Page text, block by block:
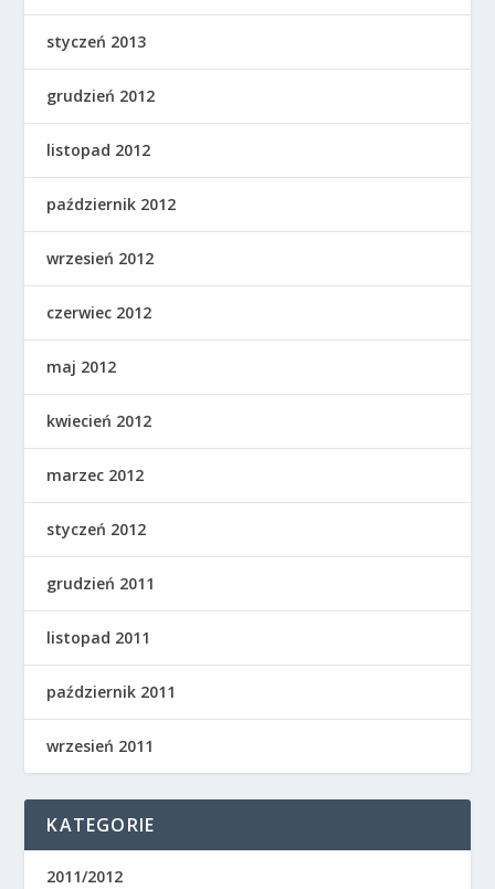
styczeń 2013
grudzień 2012
listopad 2012
październik 2012
wrzesień 2012
czerwiec 2012
maj 2012
kwiecień 2012
marzec 2012
styczeń 2012
grudzień 2011
listopad 2011
październik 2011
wrzesień 2011
KATEGORIE
2011/2012